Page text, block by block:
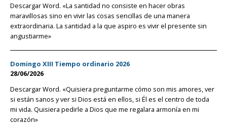
Descargar Word. «La santidad no consiste en hacer obras
maravillosas sino en vivir las cosas sencillas de una manera
extraordinaria. La santidad a la que aspiro es vivir el presente sin
angustiarme»
Domingo XIII Tiempo ordinario 2026
28/06/2026
Descargar Word. «Quisiera preguntarme cómo son mis amores, ver
si están sanos y ver si Dios está en ellos, si Él es el centro de toda
mi vida. Quisiera pedirle a Dios que me regalara armonía en mi
corazón»